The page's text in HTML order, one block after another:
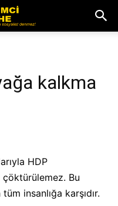
kalkma
HDP
çöktürülemez. Bu
insanlığa karşıdır.